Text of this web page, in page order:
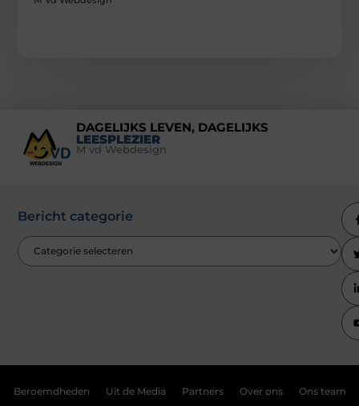
DAGELIJKS LEVEN, DAGELIJKS
LEESPLEZIER
M vd Webdesign
Bericht categorie
Beroemdheden Uit de Media Partners Over ons Ons team